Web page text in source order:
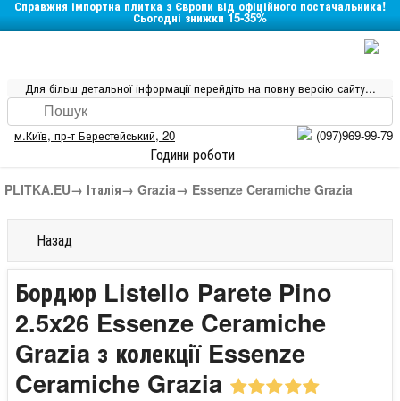
Справжня імпортна плитка з Європи від офіційного постачальника!
Сьогодні знижки 15-35%
Для більш детальної інформації перейдіть на повну версію сайту...
м.Київ, пр-т Берестейський, 20 (097)969-99-79
Години роботи
PLITKA.EU→ Італія→ Grazia→ Essenze Ceramiche Grazia
Назад
Бордюр Listello Parete Pino
2.5x26 Essenze Ceramiche
Grazia з колекції Essenze
Ceramiche Grazia